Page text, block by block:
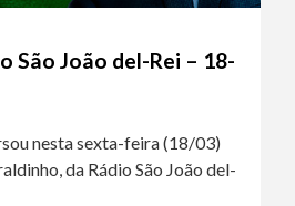
São João del-Rei – 18-
nesta sexta-feira (18/03)
da Rádio São João del-